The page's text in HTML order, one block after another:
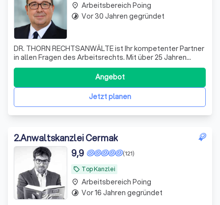
DR. THORN RECHTSANWÄLTE ist Ihr kompetenter Partner
in allen Fragen des Arbeitsrechts. Mit über 25 Jahren
Erfahrung und spezialisiertem Fachwissen stehen wir
Ihnen in München zur Seite. Unser Team besteht aus
engagierten Anwälten, darunter eine Fachanwältin für
Arbeitsrecht mit langjähriger Praxiser
Jetzt planen
Angebot
place Arbeitsbereich Poing
timelapse Vor 30 Jahren gegründet
2.Anwaltskanzlei Cermak
local_offer Top Kanzlei
(121)
9,9
place Arbeitsbereich Poing
timelapse Vor 16 Jahren gegründet